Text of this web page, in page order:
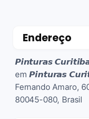
Endereço
𝙋𝙞𝙣𝙩𝙪𝙧𝙖𝙨
em 𝙋𝙞𝙣𝙩𝙪𝙧𝙖𝙨
Fernando Amaro,
80045-080, Brasil